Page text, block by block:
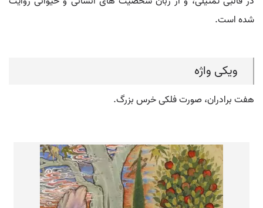
شده است.
ویکی واژه
هفت برادران، صورت فلکی خرس بزرگ.